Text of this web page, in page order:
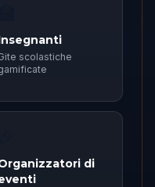
scolastiche
di